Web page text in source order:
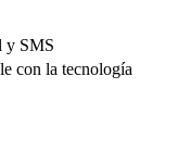
y SMS
con la tecnología